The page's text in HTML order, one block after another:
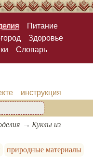
Питание
Здоровье
Словарь
инструкция
Куклы из
природные материалы